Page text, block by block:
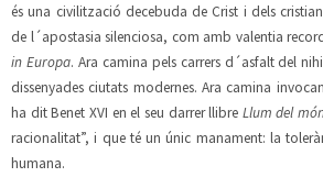
és una civilització decebuda de Crist i dels
de l´apostasia silenciosa, com amb valentia
in Europa. Ara camina pels carrers d´asfalt del
dissenyades ciutats modernes. Ara camina
ha dit Benet XVI en el seu darrer llibre Llum del
racionalitat”, i que té un únic manament: la
humana.